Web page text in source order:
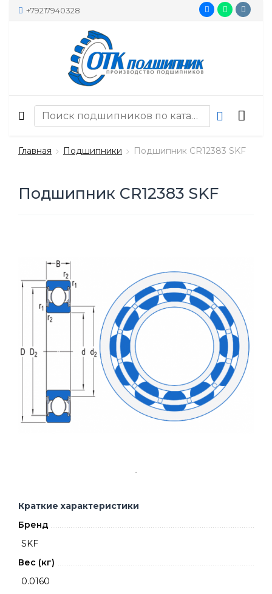
+79217940328
Главная Подшипники Подшипник CR12383 SKF
Подшипник CR12383 SKF
Краткие характеристики
Бренд
SKF
Вес (кг)
0.0160